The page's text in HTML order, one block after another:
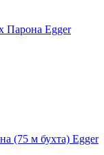
Парона Egger
(75 м бухта) Egger